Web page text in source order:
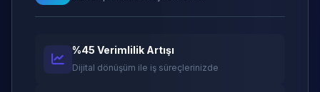
%45 Verimlilik Artışı
Dijital dönüşüm ile iş süreçlerinizde